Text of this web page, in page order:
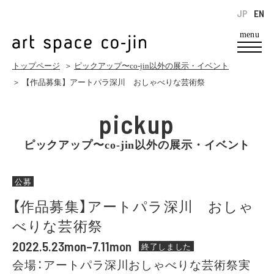
menu
EN
JP
トップページ ＞ ピックアップ〜co-jin以外の展示・イベント
＞ 【作品募集】アートパラ深川 おしゃべりな芸術祭
pickup
ピックアップ〜co-jin以外の展示・イベント
公募
【作品募集】アートパラ深川 おしゃ
べりな芸術祭
2022.5.23mon–7.11mon 終了しました
会場：アートパラ深川おしゃべりな芸術祭実